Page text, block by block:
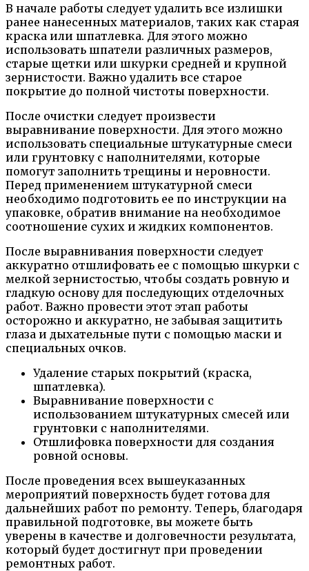
В начале работы следует удалить все излишки
ранее нанесенных материалов, таких как старая
краска или шпатлевка. Для этого можно
использовать шпатели различных размеров,
старые щетки или шкурки средней и крупной
зернистости. Важно удалить все старое
покрытие до полной чистоты поверхности.
После очистки следует произвести
выравнивание поверхности. Для этого можно
использовать специальные штукатурные смеси
или грунтовку с наполнителями, которые
помогут заполнить трещины и неровности.
Перед применением штукатурной смеси
необходимо подготовить ее по инструкции на
упаковке, обратив внимание на необходимое
соотношение сухих и жидких компонентов.
После выравнивания поверхности следует
аккуратно отшлифовать ее с помощью шкурки с
мелкой зернистостью, чтобы создать ровную и
гладкую основу для последующих отделочных
работ. Важно провести этот этап работы
осторожно и аккуратно, не забывая защитить
глаза и дыхательные пути с помощью маски и
специальных очков.
Удаление старых покрытий (краска,
шпатлевка).
Выравнивание поверхности с
использованием штукатурных смесей или
грунтовки с наполнителями.
Отшлифовка поверхности для создания
ровной основы.
После проведения всех вышеуказанных
мероприятий поверхность будет готова для
дальнейших работ по ремонту. Теперь, благодаря
правильной подготовке, вы можете быть
уверены в качестве и долговечности результата,
который будет достигнут при проведении
ремонтных работ.